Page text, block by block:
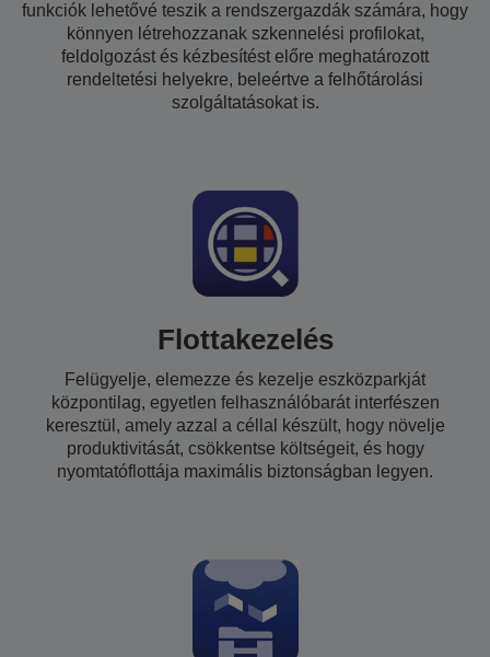
funkciók lehetővé teszik a rendszergazdák számára, hogy
könnyen létrehozzanak szkennelési profilokat,
feldolgozást és kézbesítést előre meghatározott
rendeltetési helyekre, beleértve a felhőtárolási
szolgáltatásokat is.
Flottakezelés
Felügyelje, elemezze és kezelje eszközparkját
központilag, egyetlen felhasználóbarát interfészen
keresztül, amely azzal a céllal készült, hogy növelje
produktivitását, csökkentse költségeit, és hogy
nyomtatóflottája maximális biztonságban legyen.